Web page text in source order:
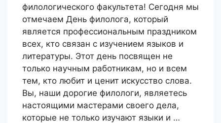
филологического факультета! Сегодня мы
отмечаем День филолога, который
является профессиональным праздником
всех, кто связан с изучением языков и
литературы. Этот день посвящен не
только научным работникам, но и всем
тем, кто любит и ценит искусство слова.
Вы, наши дорогие филологи, являетесь
настоящими мастерами своего дела,
которые не только изучают языки и …